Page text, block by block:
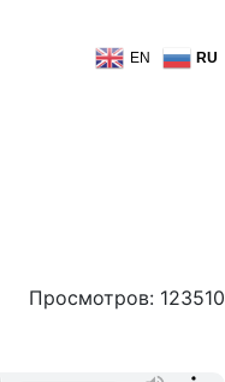
EN RU
Просмотров: 123510